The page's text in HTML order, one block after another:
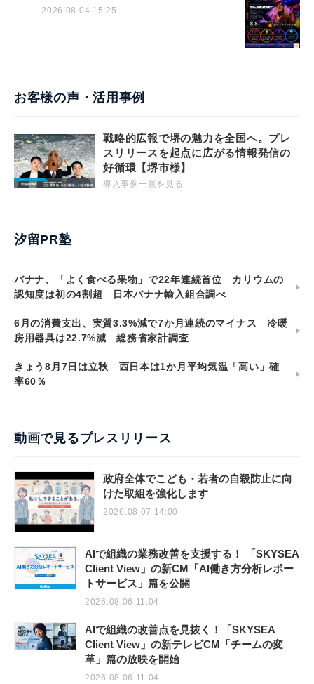
2026.08.04 15:25
お客様の声・活用事例
戦略的広報で堺の魅力を全国へ。プレ
スリリースを起点に広がる情報発信の
好循環【堺市様】
導入事例一覧を見る
汐留PR塾
バナナ、「よく食べる果物」で22年連続首位 カリウムの
認知度は初の4割超 日本バナナ輸入組合調べ
6月の消費支出、実質3.3%減で7か月連続のマイナス 冷暖
房用器具は22.7%減 総務省家計調査
きょう8月7日は立秋 西日本は1か月平均気温「高い」確
率60％
動画で見るプレスリリース
政府全体でこども・若者の自殺防止に向
けた取組を強化します
2026.08.07 14:00
AIで組織の業務改善を支援する！ 「SKYSEA
Client View」の新CM「AI働き方分析レポー
トサービス」篇を公開
2026.08.06 11:04
AIで組織の改善点を見抜く！「SKYSEA
Client View」の新テレビCM「チームの変
革」篇の放映を開始
2026.08.06 11:04